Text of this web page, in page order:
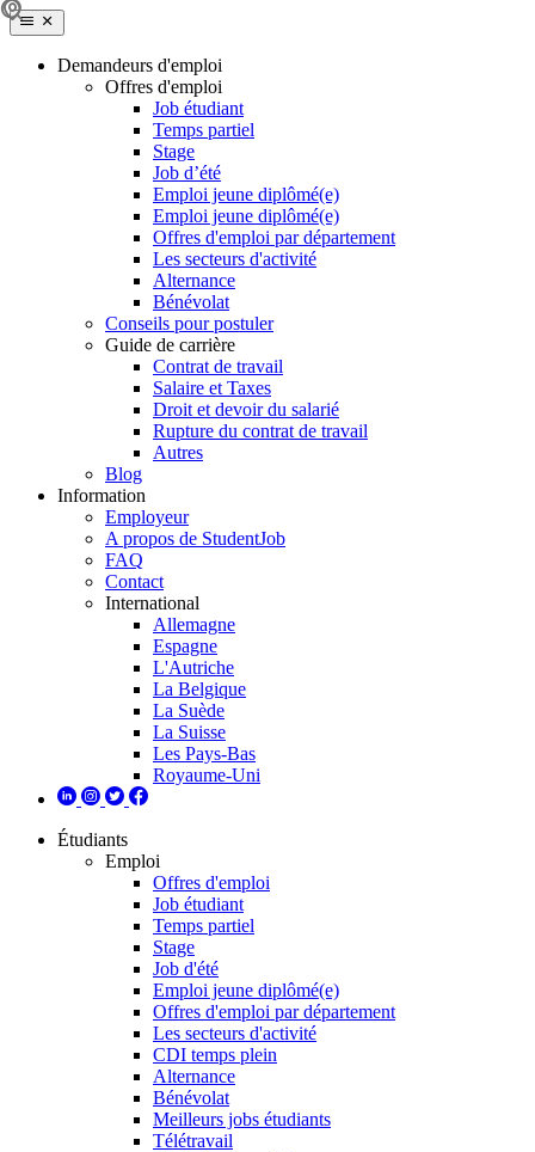
Demandeurs d'emploi
Offres d'emploi
Job étudiant
Temps partiel
Stage
Job d’été
Emploi jeune diplômé(e)
Emploi jeune diplômé(e)
Offres d'emploi par département
Les secteurs d'activité
Alternance
Bénévolat
Conseils pour postuler
Guide de carrière
Contrat de travail
Salaire et Taxes
Droit et devoir du salarié
Rupture du contrat de travail
Autres
Blog
Information
Employeur
A propos de StudentJob
FAQ
Contact
International
Allemagne
Espagne
L'Autriche
La Belgique
La Suède
La Suisse
Les Pays-Bas
Royaume-Uni
Étudiants
Emploi
Offres d'emploi
Job étudiant
Temps partiel
Stage
Job d'été
Emploi jeune diplômé(e)
Offres d'emploi par département
Les secteurs d'activité
CDI temps plein
Alternance
Bénévolat
Meilleurs jobs étudiants
Télétravail